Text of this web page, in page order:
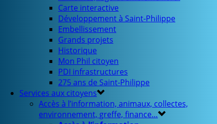
Carte interactive
Développement à Saint-Philippe
Embellissement
Grands projets
Historique
Mon Phil citoyen
PDI infrastructures
275 ans de Saint-Philippe
Services aux citoyens
Accès à l’information, animaux, collectes,
environnement, greffe, finance…